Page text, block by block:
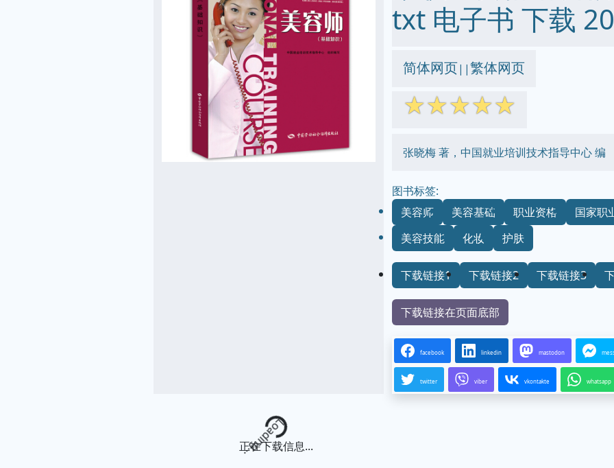
txt 电子书 下载
简体网页||繁体网页
☆☆☆☆☆
张晓梅 著，中国就业培训技术指导中心 编
图书标签:
美容师
美容基础 职业资格
国家职
美容技能
化妆 护肤
下载链接1 下载链接2 下载链接3
下载链接在页面底部
facebook linkedin mastodon
twitter viber vkontakte whatsapp
Loading...
正在下载信息...